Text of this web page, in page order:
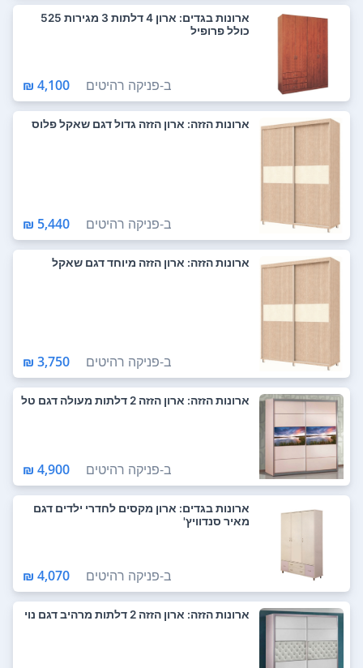
ארונות בגדים: ארון 4 דלתות 3 מגירות 525
כולל פרופיל
ב-פניקה רהיטים 4,100 ₪
ארונות הזזה: ארון הזזה גדול דגם שאקל פלוס
ב-פניקה רהיטים 5,440 ₪
ארונות הזזה: ארון הזזה מיוחד דגם שאקל
ב-פניקה רהיטים 3,750 ₪
ארונות הזזה: ארון הזזה 2 דלתות מעולה דגם טל
ב-פניקה רהיטים 4,900 ₪
ארונות בגדים: ארון מקסים לחדרי ילדים דגם
מאיר סנדוויץ'
ב-פניקה רהיטים 4,070 ₪
ארונות הזזה: ארון הזזה 2 דלתות מרהיב דגם נוי